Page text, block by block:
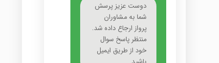
دوست عزیز پرسش
شما به مشاوران
پرواز ارجاع داده شد.
منتظر پاسخ سوال
خود از طریق ایمیل